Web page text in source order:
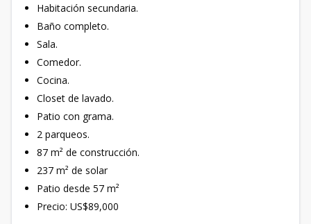
Habitación secundaria.
Baño completo.
Sala.
Comedor.
Cocina.
Closet de lavado.
Patio con grama.
2 parqueos.
87 m² de construcción.
237 m² de solar
Patio desde 57 m²
Precio: US$89,000